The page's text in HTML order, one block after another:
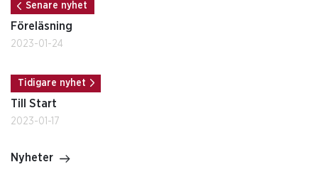
Senare nyhet
Föreläsning
2023-01-24
Tidigare nyhet
Till Start
2023-01-17
Nyheter